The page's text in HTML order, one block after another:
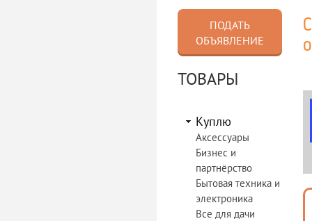
Услуги
ПОДАТЬ
ОБЪЯВЛЕНИЕ
ТОВАРЫ
Куплю
Аксессуары
Бизнес и
партнёрство
Бытовая техника и
электроника
Все для дачи